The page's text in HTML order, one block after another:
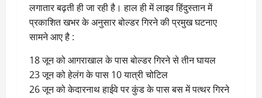
लगातार बढ़ती ही जा रही है। हाल ही में लाइव हिंदुस्तान में
प्रकाशित खभर के अनुसार बोल्डर गिरने की प्रमुख घटनाए
सामने आए है :
18 जून को आगराखाल के पास बोल्डर गिरने से तीन घायल
23 जून को हेलंग के पास 10 यात्री चोटिल
26 जून को केदारनाथ हाईवे पर कुंड के पास बस में पत्थर गिरने